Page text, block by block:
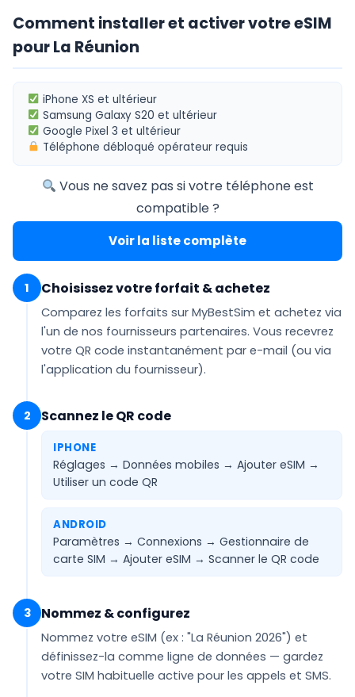
Comment installer et activer votre eSIM
pour La Réunion
iPhone XS et ultérieur
Samsung Galaxy S20 et ultérieur
Google Pixel 3 et ultérieur
Téléphonedébloqué opérateur requis
Vous ne savez pas si votre téléphone est
compatible ?
Voir la liste complète
1 Choisissez votre forfait & achetez
Comparez les forfaits sur MyBestSim et achetez via
l'un de nos fournisseurs partenaires. Vous recevrez
votre QR code instantanément par e-mail (ou via
l'application du fournisseur).
2 Scannez le QR code
IPHONE
Réglages → Données mobiles → Ajouter eSIM →
Utiliser un code QR
ANDROID
Paramètres → Connexions → Gestionnaire de
carte SIM → Ajouter eSIM → Scanner le QR code
3 Nommez & configurez
Nommez votre eSIM (ex : "La Réunion 2026") et
définissez-la comme ligne de données — gardez
votre SIM habituelle active pour les appels et SMS.